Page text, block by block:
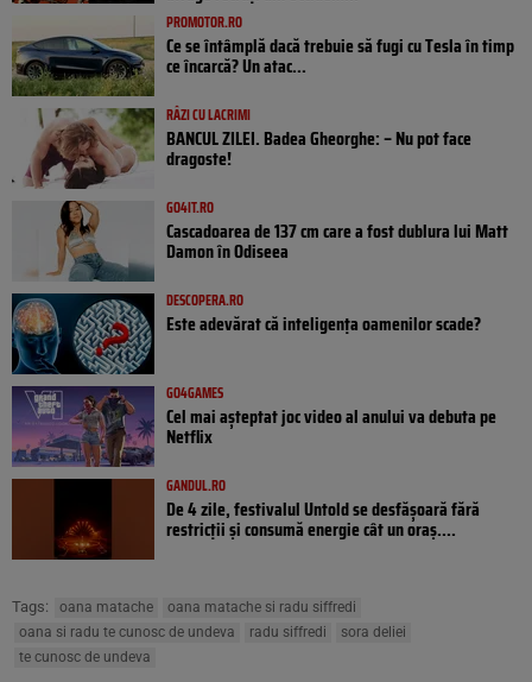
PROMOTOR.RO
Ce se întâmplă dacă trebuie să fugi cu Tesla în timp
ce încarcă? Un atac...
RÂZI CU LACRIMI
BANCUL ZILEI. Badea Gheorghe: – Nu pot face
dragoste!
GO4IT.RO
Cascadoarea de 137 cm care a fost dublura lui Matt
Damon în Odiseea
DESCOPERA.RO
Este adevărat că inteligența oamenilor scade?
GO4GAMES
Cel mai așteptat joc video al anului va debuta pe
Netflix
GANDUL.RO
De 4 zile, festivalul Untold se desfășoară fără
restricții și consumă energie cât un oraș....
Tags: oana matache
oana matache si radu siffredi
oana si radu te cunosc de undeva
radu siffredi
sora deliei
te cunosc de undeva